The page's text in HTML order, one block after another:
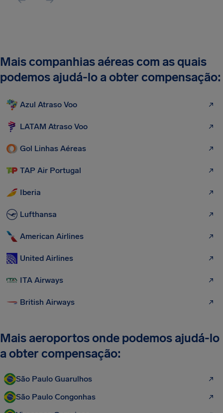
Mais companhias aéreas com as quais
podemos ajudá-lo a obter compensação:
Azul Atraso Voo
LATAM Atraso Voo
Gol Linhas Aéreas
TAP Air Portugal
Iberia
Lufthansa
American Airlines
United Airlines
ITA Airways
British Airways
Mais aeroportos onde podemos ajudá-lo
a obter compensação:
São Paulo Guarulhos
São Paulo Congonhas